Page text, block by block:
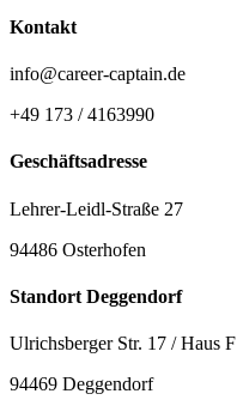
Kontakt
info@career-captain.de
+49 173 / 4163990
Geschäftsadresse
Lehrer-Leidl-Straße 27
94486 Osterhofen
Standort Deggendorf
Ulrichsberger Str. 17 / Haus F
94469 Deggendorf